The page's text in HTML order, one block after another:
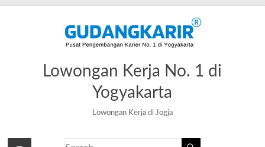
Lowongan Kerja No. 1 di
Yogyakarta
Lowongan Kerja di Jogja